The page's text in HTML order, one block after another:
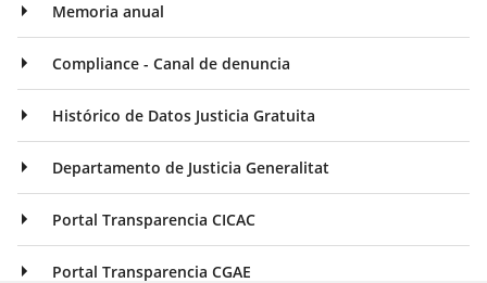
Memoria anual
Compliance - Canal de denuncia
Histórico de Datos Justicia Gratuita
Departamento de Justicia Generalitat
Portal Transparencia CICAC
Portal Transparencia CGAE